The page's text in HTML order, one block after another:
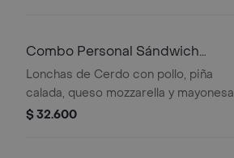
Qbano
Combo Personal Sándwich
Hawaiano
Lonchas de Cerdo con pollo, piña
calada, queso mozzarella y mayonesa
$ 32.600